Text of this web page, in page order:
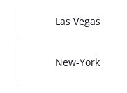
Las Vegas
New-York